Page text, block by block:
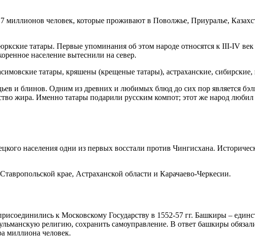
человек, которые проживают в Поволжье, Приуралье,
татары. Первые упоминания об этом народе относятся к III-IV век
население вытеснили на север.
татары, кряшены (крещеные татары), астраханские,
и блинов. Одним из древних и любимых блюд до сих пор является
жира. Именно татары подарили русским компот; этот же народ
населения одни из первых восстали против Чингисхана.
крае, Астраханской области и Карачаево-Черкесии.
к Московскому Государству в 1552-57 гг. Башкиры –
религию, сохранить самоуправление. В ответ башкиры
миллиона человек.